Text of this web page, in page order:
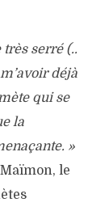
serré (..
déjà
qui se
la
»
le